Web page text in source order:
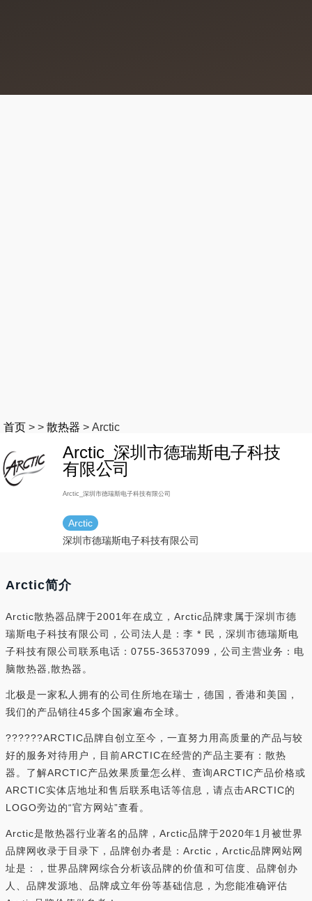
首页 > > 散热器 > Arctic
Arctic_深圳市德瑞斯电子科技
有限公司
Arctic_深圳市德瑞斯电子科技有限公司
Arctic
深圳市德瑞斯电子科技有限公司
Arctic简介
Arctic散热器品牌于2001年在成立，Arctic品牌隶属于深圳市德
瑞斯电子科技有限公司，公司法人是：李 * 民，深圳市德瑞斯电
子科技有限公司联系电话：0755-36537099，公司主营业务：电
脑散热器,散热器。
北极是一家私人拥有的公司住所地在瑞士，德国，香港和美国，
我们的产品销往45多个国家遍布全球。
??????ARCTIC品牌自创立至今，一直努力用高质量的产品与较
好的服务对待用户，目前ARCTIC在经营的产品主要有：散热
器。了解ARCTIC产品效果质量怎么样、查询ARCTIC产品价格或
ARCTIC实体店地址和售后联系电话等信息，请点击ARCTIC的
LOGO旁边的“官方网站”查看。
Arctic是散热器行业著名的品牌，Arctic品牌于2020年1月被世界
品牌网收录于目录下，品牌创办者是：Arctic，Arctic品牌网站网
址是：，世界品牌网综合分析该品牌的价值和可信度、品牌创办
人、品牌发源地、品牌成立年份等基础信息，为您能准确评估